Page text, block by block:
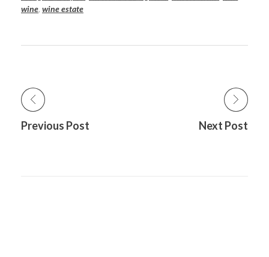
wine, wine estate
Previous Post Next Post